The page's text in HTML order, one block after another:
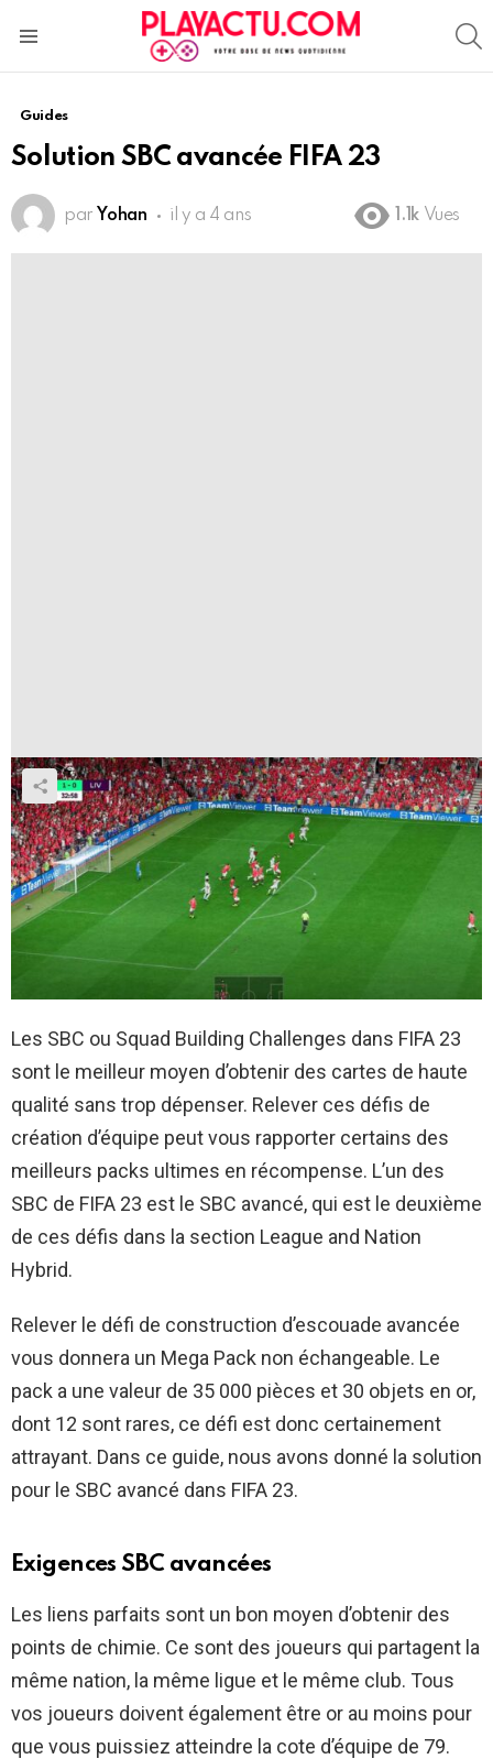
Guides
Solution SBC avancée FIFA 23
par Yohan il y a 4 ans 1.1k Vues
Les SBC ou Squad Building Challenges dans FIFA 23
sont le meilleur moyen d’obtenir des cartes de haute
qualité sans trop dépenser. Relever ces défis de
création d’équipe peut vous rapporter certains des
meilleurs packs ultimes en récompense. L’un des
SBC de FIFA 23 est le SBC avancé, qui est le deuxième
de ces défis dans la section League and Nation
Hybrid.
Relever le défi de construction d’escouade avancée
vous donnera un Mega Pack non échangeable. Le
pack a une valeur de 35 000 pièces et 30 objets en or,
dont 12 sont rares, ce défi est donc certainement
attrayant. Dans ce guide, nous avons donné la solution
pour le SBC avancé dans FIFA 23.
Exigences SBC avancées
Les liens parfaits sont un bon moyen d’obtenir des
points de chimie. Ce sont des joueurs qui partagent la
même nation, la même ligue et le même club. Tous
vos joueurs doivent également être or au moins pour
que vous puissiez atteindre la cote d’équipe de 79.